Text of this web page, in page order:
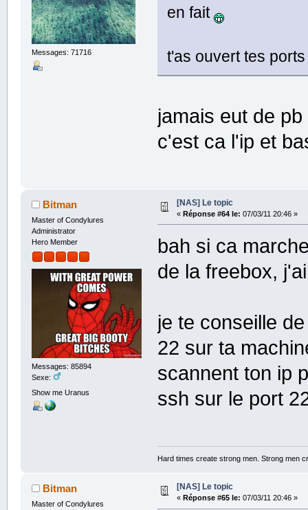
Messages: 71716
en fait
t'as ouvert tes
jamais eut de
c'est ca l'ip et
Bitman
Master of Condylures
Administrator
Hero Member
Messages: 85894
Sexe:
Show me Uranus
[NAS] Le topic
« Réponse #64 le: 07/03/11 20:46 »
bah si ca
de la freebox,
je te conseille
22 sur ta
scannent ton ip
ssh sur le port
Hard times create strong men. Strong men
Bitman
Master of Condylures
[NAS] Le topic
« Réponse #65 le: 07/03/11 20:46 »